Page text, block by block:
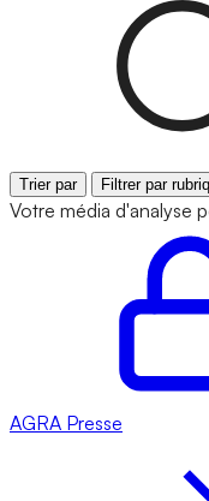
Trier par Filtrer par
Votre média d'analyse
AGRA Presse